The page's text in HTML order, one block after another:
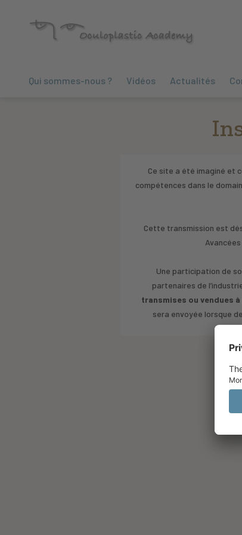
Qui sommes-nous ? Vidéos Actualités
Ce site a été imaginé et
compétences dans le
Cette transmission est
Une participation de
partenaires de
transmises ou vendues
sera envoyée lorsque